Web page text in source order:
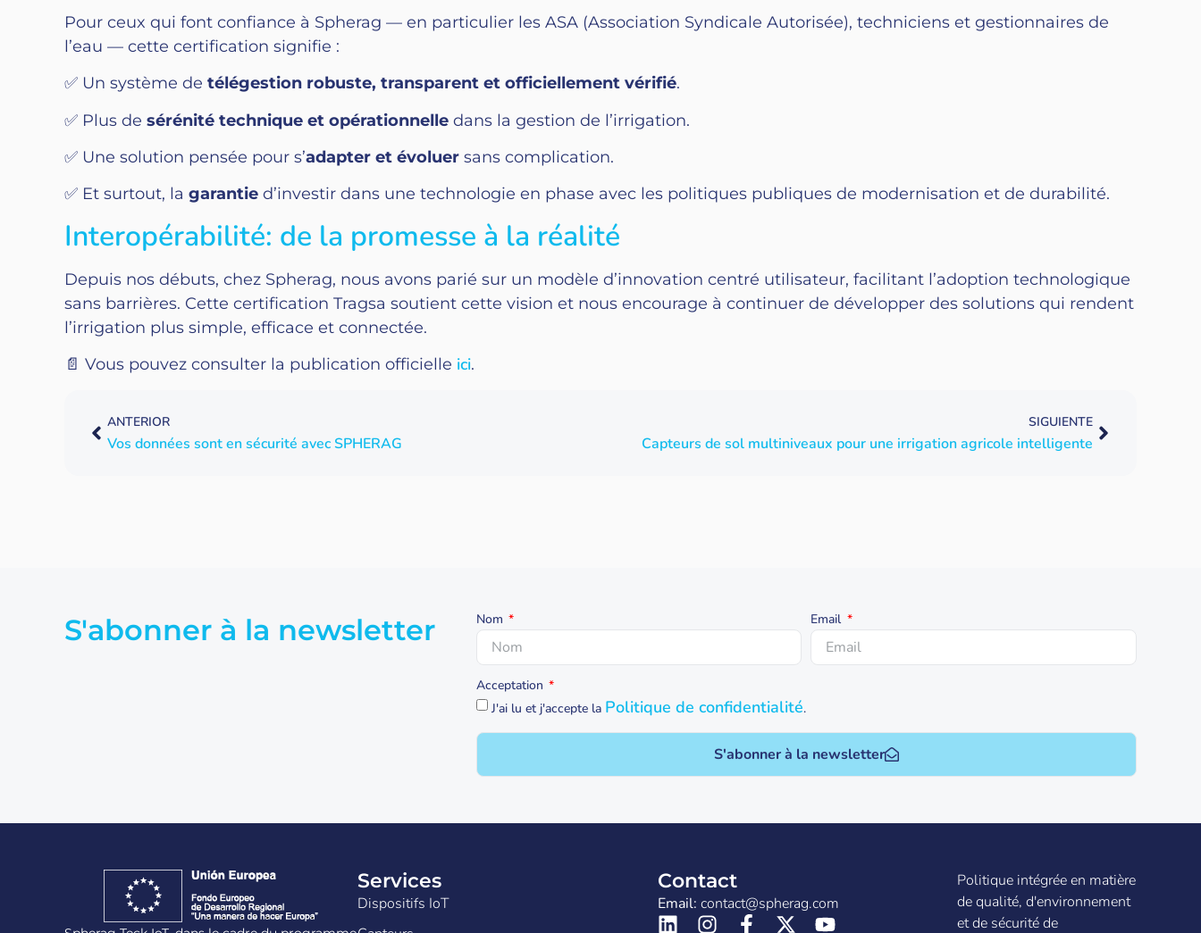
Pour ceux qui font confiance à Spherag — en particulier les ASA (Association Syndicale Autorisée), techniciens et gestionnaires de
l’eau — cette certification signifie :
✅ Un système de télégestion robuste, transparent et officiellement vérifié.
✅ Plus de sérénité technique et opérationnelle dans la gestion de l’irrigation.
✅ Une solution pensée pour s’adapter et évoluer sans complication.
✅ Et surtout, la garantie d’investir dans une technologie en phase avec les politiques publiques de modernisation et de durabilité.
Interopérabilité: de la promesse à la réalité
Depuis nos débuts, chez Spherag, nous avons parié sur un modèle d’innovation centré utilisateur, facilitant l’adoption technologique
sans barrières. Cette certification Tragsa soutient cette vision et nous encourage à continuer de développer des solutions qui rendent
l’irrigation plus simple, efficace et connectée.
📄 Vous pouvez consulter la publication officielle ici.
ANTERIOR
Vos données sont en sécurité avec SPHERAG
SIGUIENTE
Capteurs de sol multiniveaux pour une irrigation agricole intelligente
S'abonner à la newsletter Nom Email
Acceptation
J'ai lu et j'accepte la Politique de confidentialité.
S'abonner à la newsletter
Services
Dispositifs IoT
Contact
Email: contact@spherag.com
Politique intégrée en matière
de qualité, d'environnement
et de sécurité de